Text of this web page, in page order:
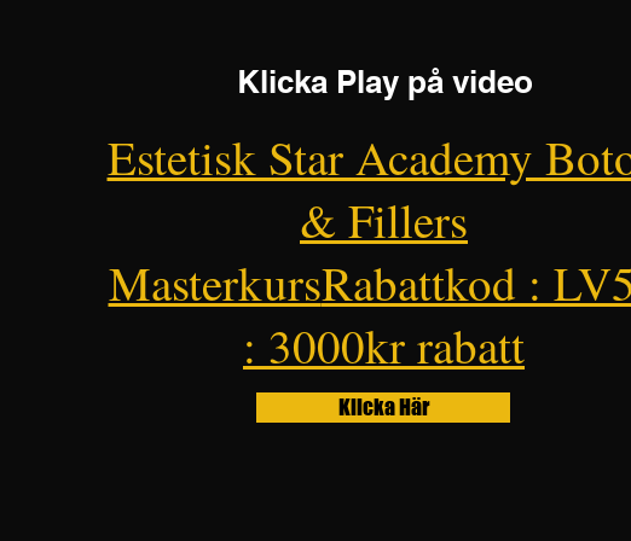
Klicka Play på video
Estetisk Star Academy
& Fillers
MasterkursRabattkod :
: 3000kr rabatt
Klicka Här